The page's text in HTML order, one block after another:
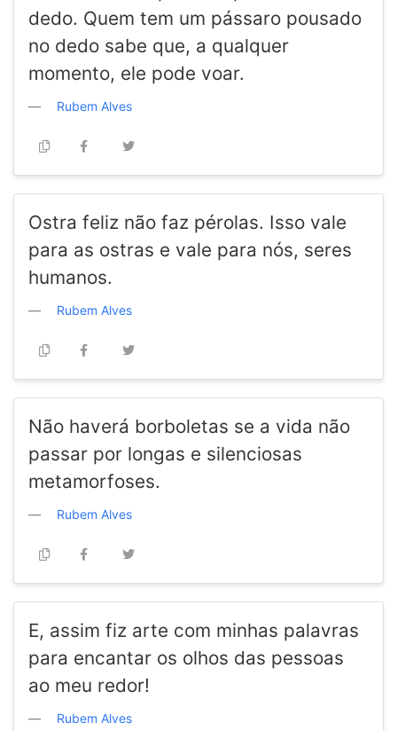
dedo. Quem tem um pássaro pousado
no dedo sabe que, a qualquer
momento, ele pode voar.
Rubem Alves
Ostra feliz não faz pérolas. Isso vale
para as ostras e vale para nós, seres
humanos.
Rubem Alves
Não haverá borboletas se a vida não
passar por longas e silenciosas
metamorfoses.
Rubem Alves
E, assim fiz arte com minhas palavras
para encantar os olhos das pessoas
ao meu redor!
Rubem Alves